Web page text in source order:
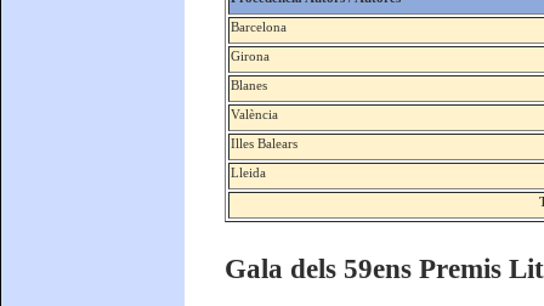
Barcelona
Girona
Blanes
València
Illes Balears
Lleida
Gala dels 59ens Premis